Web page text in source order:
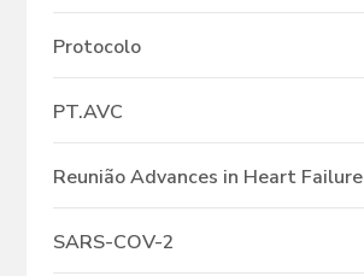
Protocolo
PT.AVC
Reunião Advances in Heart Failure
SARS-COV-2